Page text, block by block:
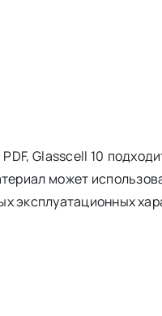
Glasscell 10
может
эксплуатационных